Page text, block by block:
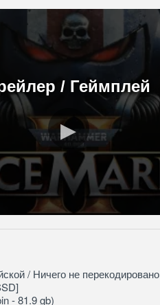
/ Геймплей
/ Ничего не перекодировано
- 81.9 gb)